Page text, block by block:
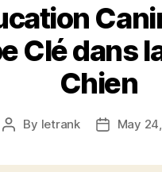
Clé dans
Chien
Post
By letrank
PostMay